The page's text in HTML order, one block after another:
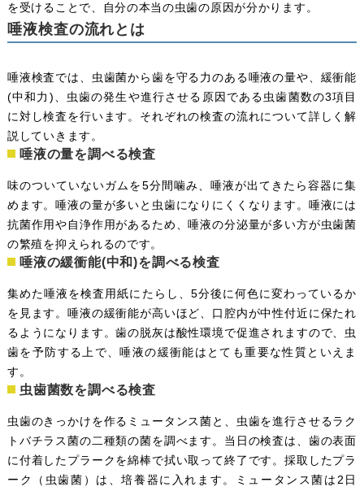
を受けることで、自分の本当の虫歯の原因が分かります。
唾液検査の流れとは
唾液検査では、虫歯菌から歯を守る力のある唾液の量や、緩衝能
(中和力)、虫歯の発生や進行させる原因である虫歯菌数の3項目
に対し検査を行います。それぞれの検査の流れについて詳しく解
説していきます。
唾液の量を調べる検査
味のついていないガムを5分間噛み、唾液が出てきたら容器に集
めます。唾液の量が多いと虫歯になりにくくなります。唾液には
抗菌作用や自浄作用があるため、唾液の分泌量が多い方が虫歯菌
の繁殖を抑えられるのです。
唾液の緩衝能(中和)を調べる検査
集めた唾液を検査用紙にたらし、5分後に何色に変わっているか
を見ます。唾液の緩衝能が高いほど、口腔内が中性付近に保たれ
るようになります。歯の脱灰は酸性環境で促進されますので、虫
歯を予防する上で、唾液の緩衝能はとても重要な性質といえま
す。
虫歯菌数を調べる検査
虫歯のきっかけを作るミュータンス菌と、虫歯を進行させるラク
トバチラス菌の二種類の菌を調べます。当日の検査は、歯の表面
に付着したプラークを綿棒で拭い取って終了です。採取したプラ
ーク（虫歯菌）は、培養器に入れます。ミュータンス菌は2日